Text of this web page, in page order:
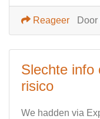
Door
Reageer
Slechte info
risico
We hadden via